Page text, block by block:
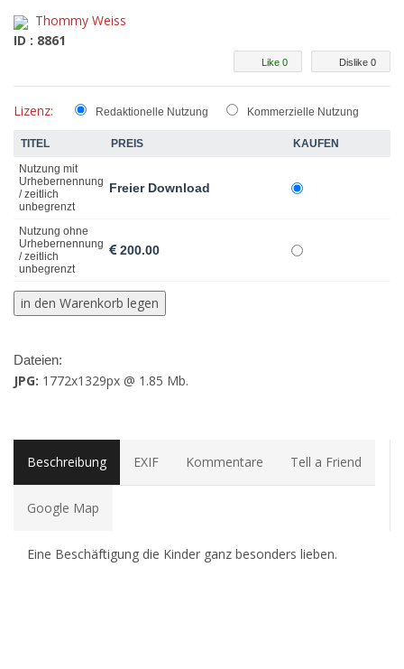
Thommy Weiss
ID : 8861
Dislike 0
Like 0
Lizenz: Redaktionelle Nutzung Kommerzielle Nutzung
TITEL PREIS
KAUFEN
Nutzung mit
Urhebernennung
/ zeitlich
unbegrenzt
Freier Download
Nutzung ohne
Urhebernennung
/ zeitlich
unbegrenzt
200.00
Dateien:
JPG: 1772x1329px @ 1.85 Mb.
Beschreibung EXIF Kommentare Tell a Friend
Google Map
Eine Beschäftigung die Kinder ganz besonders lieben.